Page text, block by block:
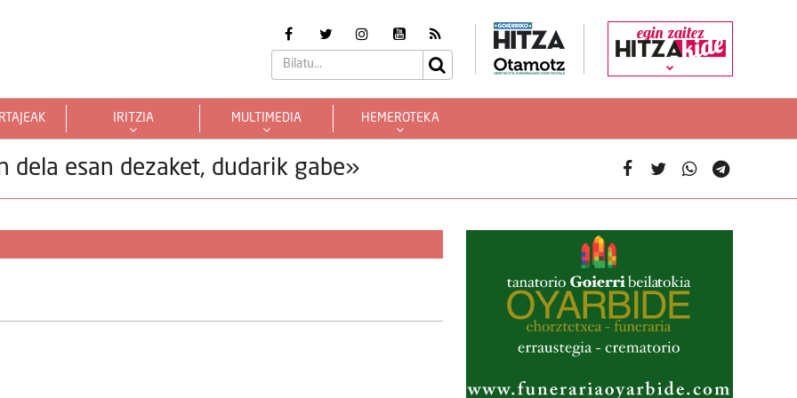
egin zaitez
IRITZIA MULTIMEDIA HEMEROTEKA
dela esan dezaket, dudarik gabe»